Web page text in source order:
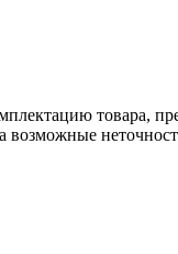
товара,
возможные